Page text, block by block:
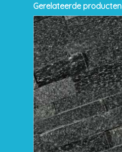
Gerelateerde producten